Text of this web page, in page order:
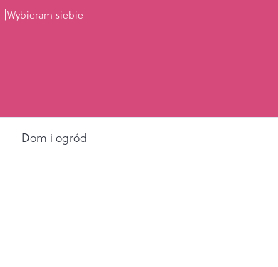
Wybieram siebie
Dom i ogród